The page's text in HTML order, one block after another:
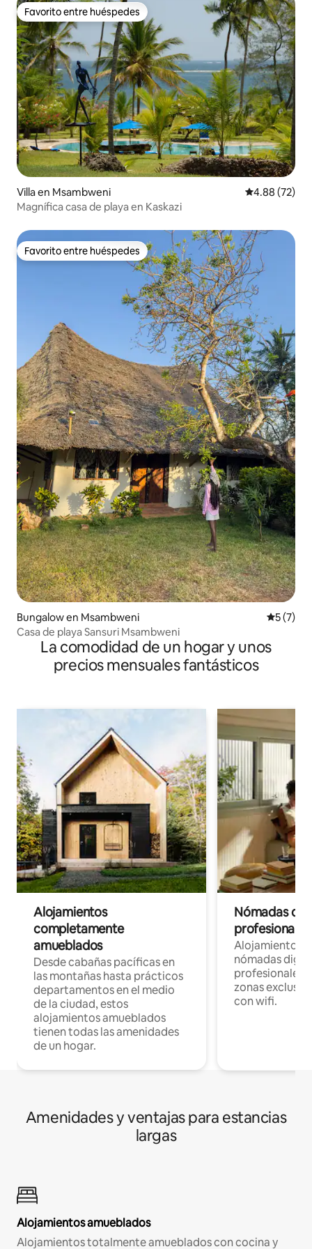
Favorito entre huéspedes
Favorito entre huéspedes
Villa en Msambweni Calificación
4.88 (72)
Magnífica casa de playa en Kaskazi
Favorito entre huéspedes
Favorito entre huéspedes
Bungalow en Msambweni
5 (7)
Casa de playa Sansuri Msambweni
La comodidad de un hogar y unos
precios mensuales fantásticos
Alojamientos
completamente
amueblados
Desde cabañas pacíficas en
las montañas hasta prácticos
departamentos en el medio
de la ciudad, estos
alojamientos amueblados
tienen todas las amenidades
de un hogar.
Nómadas
Alojamientos
nómadas
profesionales
zonas
con wifi.
Amenidades y ventajas para estancias
largas
Alojamientos amueblados
Alojamientos totalmente amueblados con cocina y